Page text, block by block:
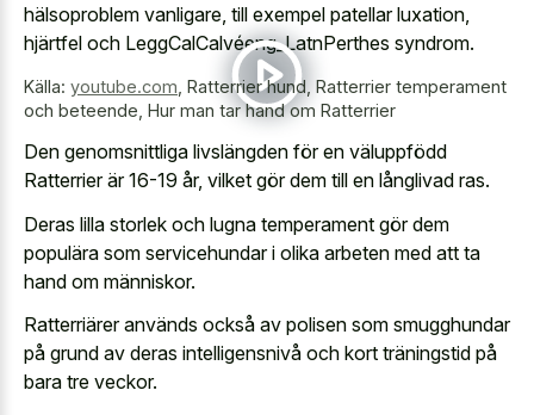
hälsoproblem vanligare, till exempel patellar luxation,
hjärtfel och LeggCalCalvéeng_LatnPerthes syndrom.
Källa: youtube.com Ratterrier hund, Ratterrier temperament
och beteende, Hur man tar hand om Ratterrier
Den genomsnittliga livslängden för en väluppfödd
Ratterrier är 16-19 år, vilket gör dem till en långlivad ras.
Deras lilla storlek och lugna temperament gör dem
populära som servicehundar i olika arbeten med att ta
hand om människor.
Ratterriärer används också av polisen som smugghundar
på grund av deras intelligensnivå och kort träningstid på
bara tre veckor.